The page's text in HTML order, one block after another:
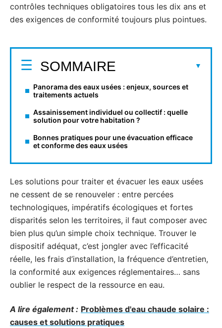
contrôles techniques obligatoires tous les dix ans et
des exigences de conformité toujours plus pointues.
SOMMAIRE
Panorama des eaux usées : enjeux, sources et
traitements actuels
Assainissement individuel ou collectif : quelle
solution pour votre habitation ?
Bonnes pratiques pour une évacuation efficace
et conforme des eaux usées
Les solutions pour traiter et évacuer les eaux usées
ne cessent de se renouveler : entre percées
technologiques, impératifs écologiques et fortes
disparités selon les territoires, il faut composer avec
bien plus qu’un simple choix technique. Trouver le
dispositif adéquat, c’est jongler avec l’efficacité
réelle, les frais d’installation, la fréquence d’entretien,
la conformité aux exigences réglementaires… sans
oublier le respect de la ressource en eau.
A lire également : Problèmes d'eau chaude solaire :
causes et solutions pratiques